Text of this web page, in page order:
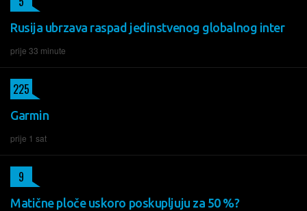
Rusija ubrzava raspad jedinstvenog globalnog inter
prije 33 minute
Garmin
prije 1 sat
225
Matične ploče uskoro poskupljuju za 50 %?
9